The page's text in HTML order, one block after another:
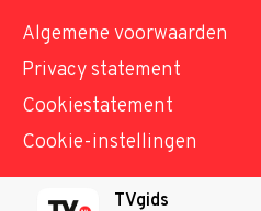
Algemene voorwaarden
Privacy statement
Cookiestatement
Cookie-instellingen
TVgids